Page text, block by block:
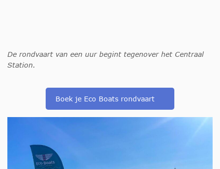
De rondvaart van een uur begint tegenover het Centraal
Station.
Boek je Eco Boats rondvaart